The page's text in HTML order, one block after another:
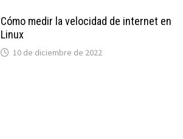
Cómo medir la velocidad de internet en
Linux
10 de diciembre de 2022